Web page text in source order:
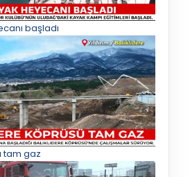
başladı
tam gaz